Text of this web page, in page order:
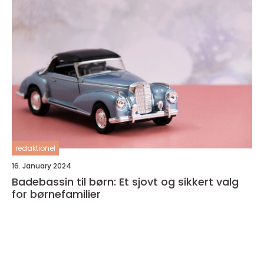
redaktionel
16. January 2024
Badebassin til børn: Et sjovt og sikkert valg
for børnefamilier